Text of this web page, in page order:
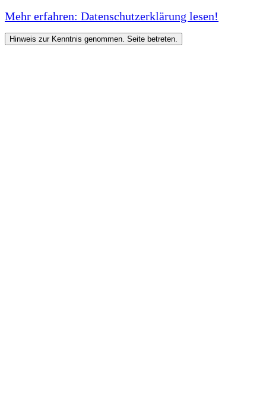
Mehr erfahren: Datenschutzerklärung lesen!
Hinweis zur Kenntnis genommen. Seite betreten.